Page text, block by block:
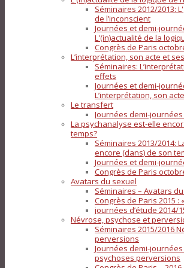
Séminaires 2012/2013:
de l’inconscient
Journées et demi-
L'(in)actualité de la
Congrès de Paris
L’interprétation, son acte et
Séminaires:
effets
Journées et demi-
L’interprétation, son
Le transfert
Journées demi-
La psychanalyse est-elle
temps?
Séminaires 2013/2014:
encore (dans) de son
Journées et demi-
Congrès de Paris
Avatars du sexuel
Séminaires – Avatars
Congrès de Paris 2015 :
journées d’étude 2014/
Névrose, psychose et
Séminaires 2015/2016
perversions
Journées demi-
psychoses perversions